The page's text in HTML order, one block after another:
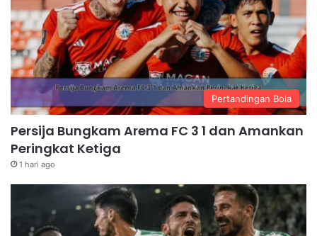
Pertandingan Bola
Persija Bungkam Arema FC 3 1 dan Amankan
Peringkat Ketiga
1 hari ago